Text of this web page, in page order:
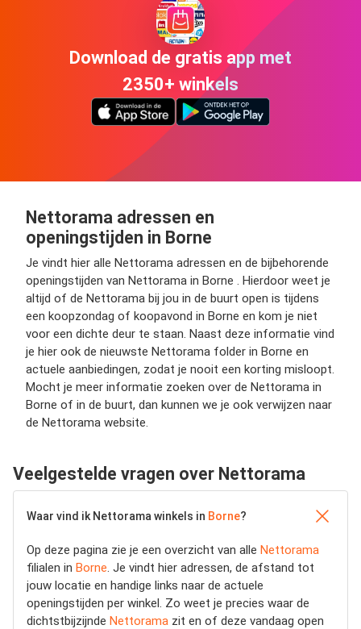
Download de gratis app met
2350+ winkels
Nettorama adressen en
openingstijden in Borne
Je vindt hier alle Nettorama adressen en de bijbehorende
openingstijden van Nettorama in Borne . Hierdoor weet je
altijd of de Nettorama bij jou in de buurt open is tijdens
een koopzondag of koopavond in Borne en kom je niet
voor een dichte deur te staan. Naast deze informatie vind
je hier ook de nieuwste Nettorama folder in Borne en
actuele aanbiedingen, zodat je nooit een korting misloopt.
Mocht je meer informatie zoeken over de Nettorama in
Borne of in de buurt, dan kunnen we je ook verwijzen naar
de Nettorama website.
Veelgestelde vragen over Nettorama
Waar vind ik Nettorama winkels in Borne?
Op deze pagina zie je een overzicht van alle Nettorama
filialen in Borne. Je vindt hier adressen, de afstand tot
jouw locatie en handige links naar de actuele
openingstijden per winkel. Zo weet je precies waar de
dichtstbijzijnde Nettorama zit en of deze vandaag open